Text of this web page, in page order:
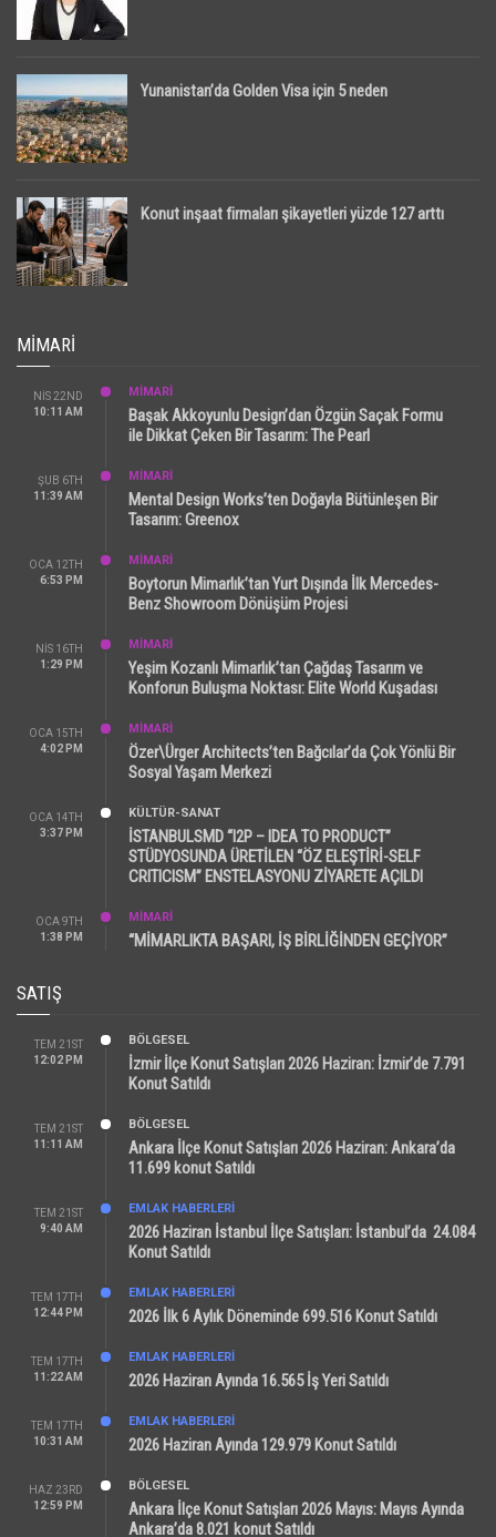
Yunanistan’da Golden Visa için 5 neden
Konut inşaat firmaları şikayetleri yüzde 127 arttı
MIMARI
NIS 22ND
10:11 AM
MİMARİ
Başak Akkoyunlu Design’dan Özgün Saçak Formu
ile Dikkat Çeken Bir Tasarım: The Pearl
ŞUB 6TH
11:39 AM
MİMARİ
Mental Design Works’ten Doğayla Bütünleşen Bir
Tasarım: Greenox
OCA 12TH
6:53 PM
MİMARİ
Boytorun Mimarlık’tan Yurt Dışında İlk Mercedes-
Benz Showroom Dönüşüm Projesi
NIS 16TH
1:29 PM
MİMARİ
Yeşim Kozanlı Mimarlık’tan Çağdaş Tasarım ve
Konforun Buluşma Noktası: Elite World Kuşadası
OCA 15TH
4:02 PM
MİMARİ
Özer\Ürger Architects’ten Bağcılar’da Çok Yönlü Bir
Sosyal Yaşam Merkezi
OCA 14TH
3:37 PM
KÜLTÜR-SANAT
İSTANBULSMD “I2P – IDEA TO PRODUCT”
STÜDYOSUNDA ÜRETİLEN “ÖZ ELEŞTİRİ-SELF
CRITICISM” ENSTELASYONU ZİYARETE AÇILDI
OCA 9TH
1:38 PM
MİMARİ
“MİMARLIKTA BAŞARI, İŞ BİRLİĞİNDEN GEÇİYOR”
SATIŞ
TEM 21ST
12:02 PM
BÖLGESEL
İzmir İlçe Konut Satışları 2026 Haziran: İzmir’de 7.791
Konut Satıldı
TEM 21ST
11:11 AM
BÖLGESEL
Ankara İlçe Konut Satışları 2026 Haziran: Ankara’da
11.699 konut Satıldı
TEM 21ST
9:40 AM
EMLAK HABERLERI
2026 Haziran İstanbul İlçe Satışları: İstanbul’da 24.084
Konut Satıldı
TEM 17TH
12:44 PM
EMLAK HABERLERI
2026 İlk 6 Aylık Döneminde 699.516 Konut Satıldı
TEM 17TH
11:22 AM
EMLAK HABERLERI
2026 Haziran Ayında 16.565 İş Yeri Satıldı
TEM 17TH
10:31 AM
EMLAK HABERLERI
2026 Haziran Ayında 129.979 Konut Satıldı
HAZ 23RD
12:59 PM
BÖLGESEL
Ankara İlçe Konut Satışları 2026 Mayıs: Mayıs Ayında
Ankara’da 8.021 konut Satıldı